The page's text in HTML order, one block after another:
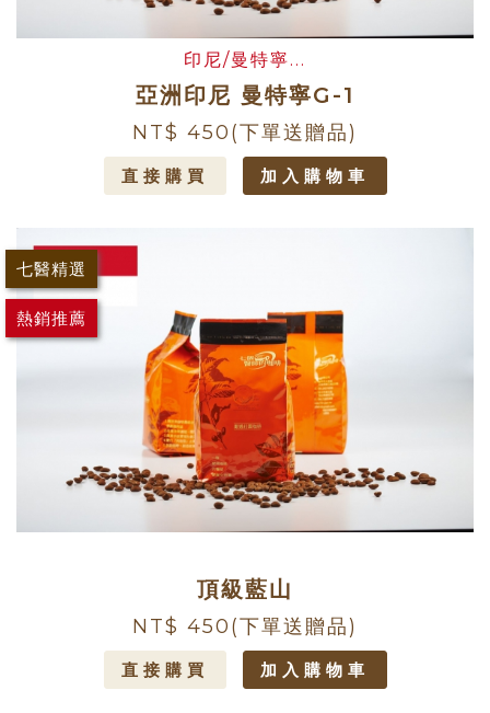
印尼/曼特寧...
亞洲印尼 曼特寧G-1
NT$ 450(下單送贈品)
直接購買 加入購物車
七醫精選
熱銷推薦
頂級藍山
NT$ 450(下單送贈品)
直接購買 加入購物車